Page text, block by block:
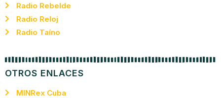
Radio Rebelde
Radio Reloj
Radio Taíno
OTROS ENLACES
MINRex Cuba